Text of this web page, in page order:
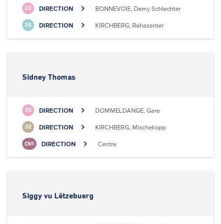
23 DIRECTION BONNEVOIE, Demy Schlechter
26 DIRECTION KIRCHBERG, Rehazenter
Sidney Thomas
25 DIRECTION DOMMELDANGE, Gare
32 DIRECTION KIRCHBERG, Mischekopp
CN5 DIRECTION Centre
Siggy vu Lëtzebuerg